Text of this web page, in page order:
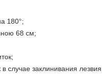
180°;
68 см;
случае заклинивания